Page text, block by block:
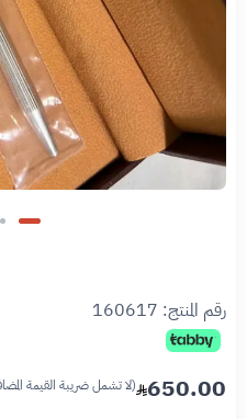
رقم المنتج: 160617
650.00 (لا تشمل ضريبة القيمة